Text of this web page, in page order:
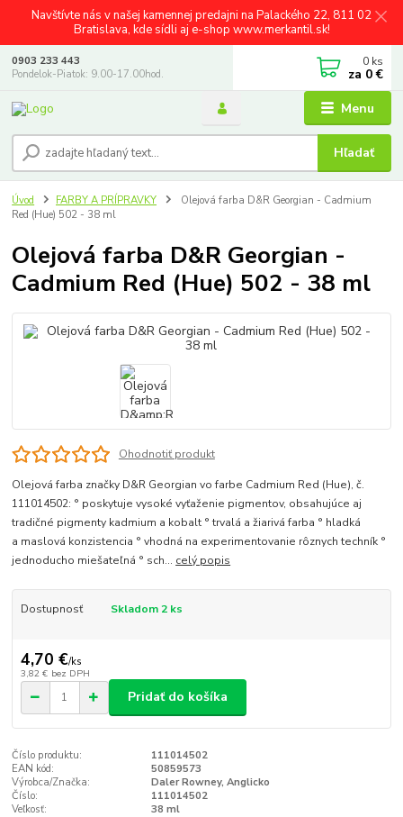
Navštívte nás v našej kamennej predajni na Palackého 22, 811 02
Bratislava, kde sídli aj e-shop www.merkantil.sk!
Menu
Hľadať
0903 233 443
Pondelok-Piatok: 9.00-17.00hod.
0 ks
za 0 €
Úvod FARBY A PRÍPRAVKY
Olejová farba D&R Georgian - Cadmium
Red (Hue) 502 - 38 ml
Olejová farba D&R Georgian -
Cadmium Red (Hue) 502 - 38 ml
Ohodnotiť produkt
Olejová farba značky D&R Georgian vo farbe Cadmium Red (Hue), č.
111014502: ° poskytuje vysoké vyťaženie pigmentov, obsahujúce aj
tradičné pigmenty kadmium a kobalt ° trvalá a žiarivá farba ° hladká
a maslová konzistencia ° vhodná na experimentovanie rôznych techník °
jednoducho miešateľná ° sch... celý popis
Dostupnosť Skladom 2 ks
4,70 €/ks
3,82 € bez DPH
Pridať do košíka
Číslo produktu:
111014502
EAN kód:
50859573
Výrobca/Značka:
Daler Rowney, Anglicko
Číslo:
111014502
Veľkosť:
38 ml